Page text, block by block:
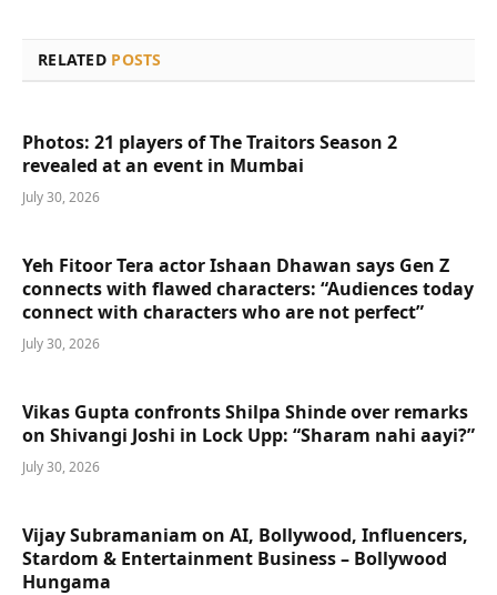
RELATED POSTS
Photos: 21 players of The Traitors Season 2
revealed at an event in Mumbai
July 30, 2026
Yeh Fitoor Tera actor Ishaan Dhawan says Gen Z
connects with flawed characters: “Audiences today
connect with characters who are not perfect”
July 30, 2026
Vikas Gupta confronts Shilpa Shinde over remarks
on Shivangi Joshi in Lock Upp: “Sharam nahi aayi?”
July 30, 2026
Vijay Subramaniam on AI, Bollywood, Influencers,
Stardom & Entertainment Business – Bollywood
Hungama